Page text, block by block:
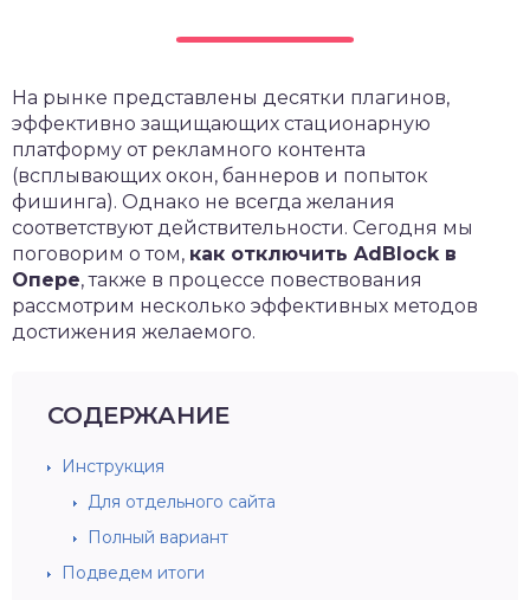
На рынке представлены десятки плагинов,
эффективно защищающих стационарную
платформу от рекламного контента
(всплывающих окон, баннеров и попыток
фишинга). Однако не всегда желания
соответствуют действительности. Сегодня мы
поговорим о том, как отключить AdBlock в
Опере, также в процессе повествования
рассмотрим несколько эффективных методов
достижения желаемого.
СОДЕРЖАНИЕ
Инструкция
Для отдельного сайта
Полный вариант
Подведем итоги